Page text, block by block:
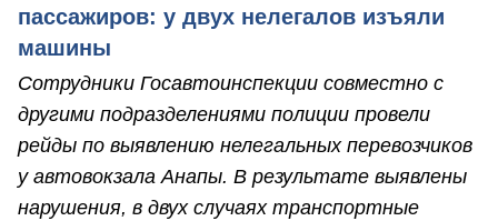
пассажиров: у двух нелегалов изъяли
машины
Сотрудники Госавтоинспекции совместно с
другими подразделениями полиции провели
рейды по выявлению нелегальных перевозчиков
у автовокзала Анапы. В результате выявлены
нарушения, в двух случаях транспортные